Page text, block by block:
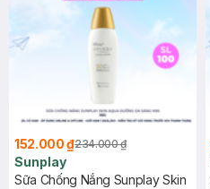
152.000 ₫234.000 ₫
Sunplay
Sữa Chống Nắng Sunplay Skin